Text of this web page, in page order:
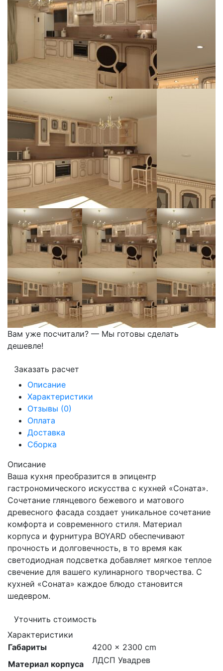
Вам уже посчитали? — Мы готовы сделать
дешевле!
Заказать расчет
Описание
Характеристики
Отзывы (0)
Оплата
Доставка
Сборка
Описание
Ваша кухня преобразится в эпицентр
гастрономического искусства с кухней «Соната».
Сочетание глянцевого бежевого и матового
древесного фасада создает уникальное сочетание
комфорта и современного стиля. Материал
корпуса и фурнитура BOYARD обеспечивают
прочность и долговечность, в то время как
светодиодная подсветка добавляет мягкое теплое
свечение для вашего кулинарного творчества. С
кухней «Соната» каждое блюдо становится
шедевром.
Уточнить стоимость
Характеристики
Габариты
4200 × 2300 cm
Материал корпуса
ЛДСП Увадрев